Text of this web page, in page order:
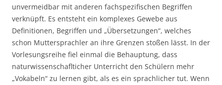
unvermeidbar mit anderen fachspezifischen Begriffen
verknüpft. Es entsteht ein komplexes Gewebe aus
Definitionen, Begriffen und „Übersetzungen“, welches
schon Muttersprachler an ihre Grenzen stoßen lässt. In der
Vorlesungsreihe fiel einmal die Behauptung, dass
naturwissenschaflticher Unterricht den Schülern mehr
„Vokabeln“ zu lernen gibt, als es ein sprachlicher tut. Wenn